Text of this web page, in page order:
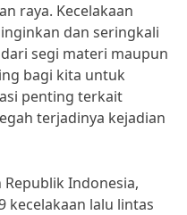
raya. Kecelakaan
dan seringkali
segi materi maupun
bagi kita untuk
penting terkait
terjadinya kejadian
Indonesia,
kecelakaan lalu lintas